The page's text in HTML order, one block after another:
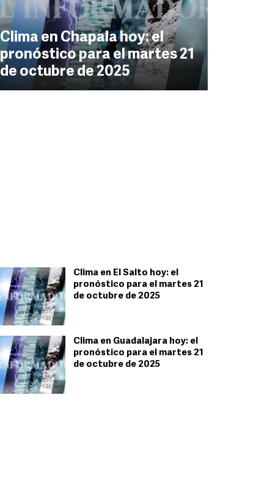
Clima en Chapala hoy: el
pronóstico para el martes 21
de octubre de 2025
Clima en El Salto hoy: el
pronóstico para el martes 21
de octubre de 2025
Clima en Guadalajara hoy: el
pronóstico para el martes 21
de octubre de 2025